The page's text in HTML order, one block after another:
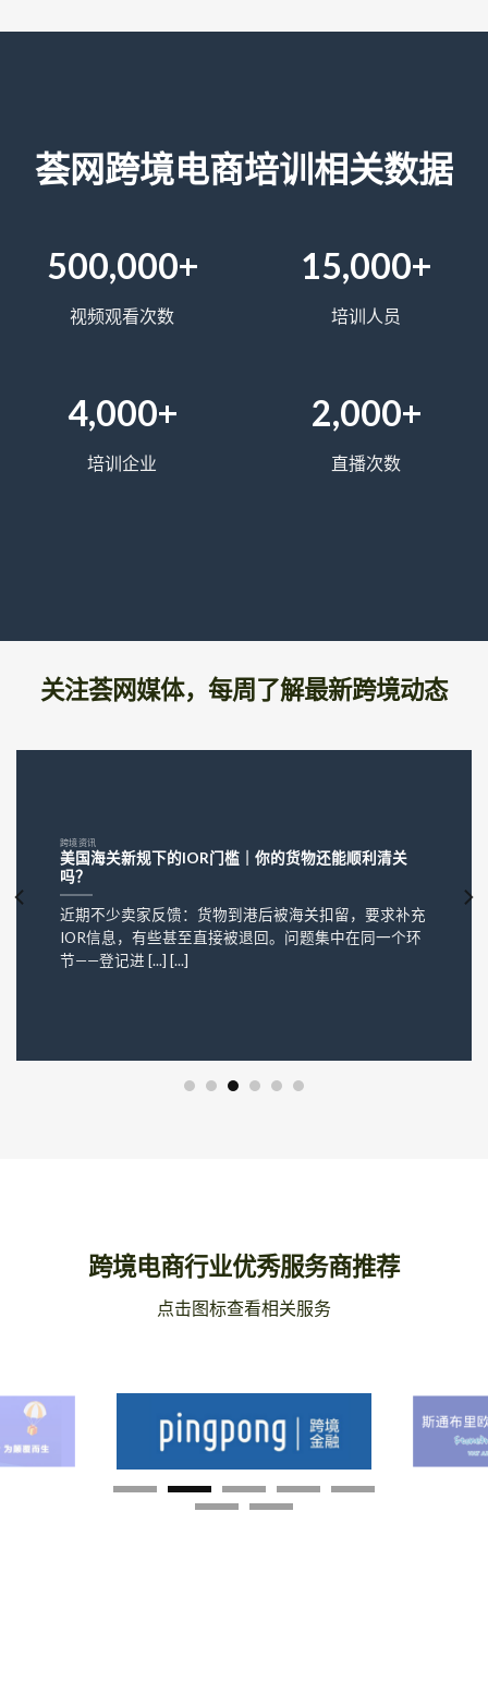
荟网跨境电商培训相关数据
500,000+
视频观看次数
15,000+
培训人员
4,000+
培训企业
2,000+
直播次数
关注荟网媒体，每周了解最新跨境动态
跨境资讯
美国海关新规下的IOR门槛｜你的货物还能顺利清关
吗？
近期不少卖家反馈：货物到港后被海关扣留，要求补充
IOR信息，有些甚至直接被退回。问题集中在同一个环
节——登记进 [...] [...]
跨境电商行业优秀服务商推荐
点击图标查看相关服务